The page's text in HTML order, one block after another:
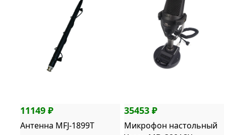
11149 ₽
Антенна MFJ-1899T
35453 ₽
Микрофон настольный